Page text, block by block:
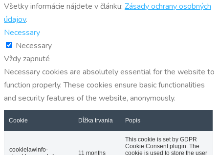
Všetky informácie nájdete v článku: Zásady ochrany osobných
údajov.
Necessary
Necessary
Vždy zapnuté
Necessary cookies are absolutely essential for the website to
function properly. These cookies ensure basic functionalities
and security features of the website, anonymously.
Cookie Dĺžka trvania Popis
cookielawinfo-
11 months
This cookie is set by GDPR
Cookie Consent plugin. The
cookie is used to store the user